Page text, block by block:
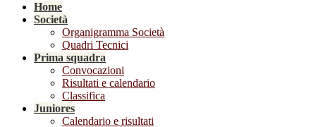
Home
Società
Organigramma Società
Quadri Tecnici
Prima squadra
Convocazioni
Risultati e calendario
Classifica
Juniores
Calendario e risultati